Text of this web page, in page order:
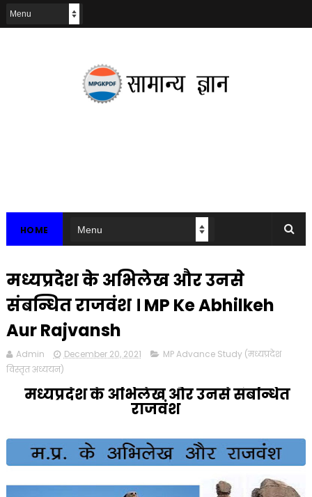
HOME
मध्यप्रदेश के अभिलेख और उनसे
संबन्धित राजवंश । MP Ke Abhilkeh
Aur Rajvansh
Admin December 20, 2021
MP Advance Study (मध्यप्रदेश
विस्तृत अध्ययन)
मध्यप्रदेश के अभिलेख और उनसे संबन्धित
राजवंश